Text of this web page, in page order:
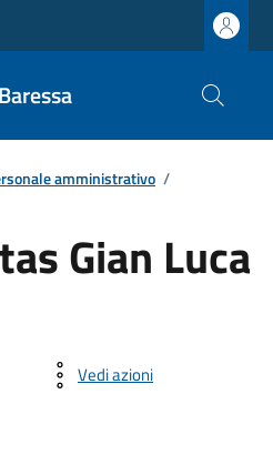
amministrativo /
Gian Luca
Vedi azioni